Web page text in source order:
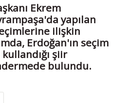
Ekrem
yapılan
ilişkin
Erdoğan'ın seçim
şiir
bulundu.